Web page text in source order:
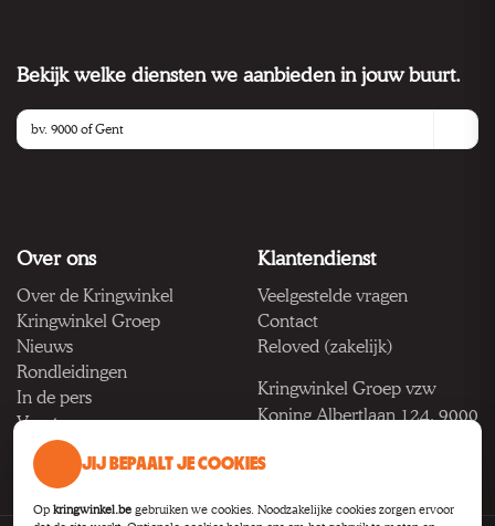
Bekijk welke diensten we aanbieden in jouw buurt.
Over ons
Over de Kringwinkel
Kringwinkel Groep
Nieuws
Rondleidingen
In de pers
Vacatures
Klantendienst
Veelgestelde vragen
Contact
Reloved (zakelijk)
Kringwinkel Groep vzw
Koning Albertlaan 124, 9000
BTW BE 1033.922.208
JIJ BEPAALT JE COOKIES
Op kringwinkel.be gebruiken we cookies. Noodzakelijke cookies zorgen ervoor